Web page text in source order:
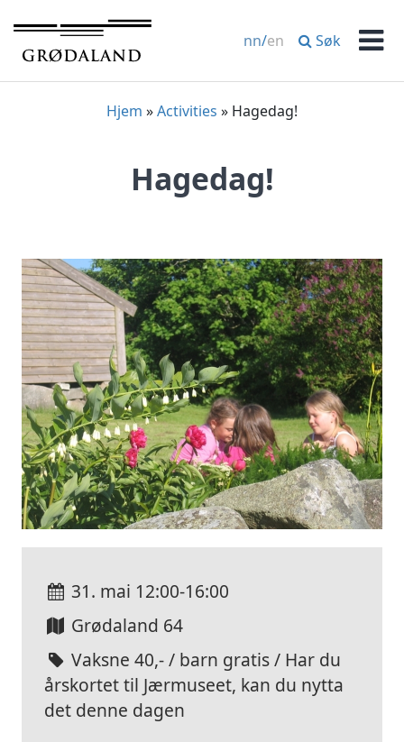
til
innhold
nn/en Søk
Hjem »Activities » Hagedag!
Hagedag!
31. mai 12:00-16:00
Grødaland 64
Vaksne 40,- / barn gratis / Har du
årskortet til Jærmuseet, kan du nytta
det denne dagen